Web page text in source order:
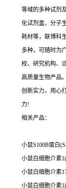
等域的多种试剂
化试剂盒、分子
耗材等，联博科
多种，可随时为
校、研究机构、
高质量生物产品
创新实力，用心
力!
相关产品：
小鼠S100B蛋白
小鼠白细胞介素
小鼠白细胞介素
小鼠白细胞介素